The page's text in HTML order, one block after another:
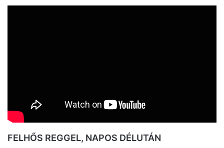
FELHŐS REGGEL, NAPOS DÉLUTÁN